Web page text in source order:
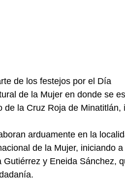
de los festejos por el Día
de la Mujer en donde se
de la Cruz Roja de Minatitlán,
arduamente en la
de la Mujer, iniciando
y Eneida Sánchez,